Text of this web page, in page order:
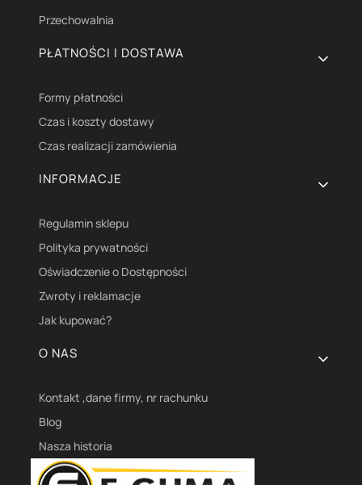
Przechowalnia
PŁATNOŚCI I DOSTAWA
Formy płatności
Czas i koszty dostawy
Czas realizacji zamówienia
INFORMACJE
Regulamin sklepu
Polityka prywatności
Oświadczenie o Dostępności
Zwroty i reklamacje
Jak kupować?
O NAS
Kontakt ,dane firmy, nr rachunku
Blog
Nasza historia